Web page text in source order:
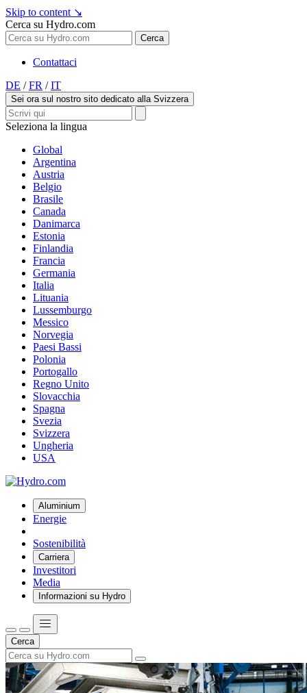
Skip to content ↘
Cerca su Hydro.com
Cerca
Contattaci
DE / FR / IT
Sei ora sul nostro sito dedicato alla Svizzera
Seleziona la lingua
Global
Argentina
Austria
Belgio
Brasile
Canada
Danimarca
Estonia
Finlandia
Francia
Germania
Italia
Lituania
Lussemburgo
Messico
Norvegia
Paesi Bassi
Polonia
Portogallo
Regno Unito
Slovacchia
Spagna
Svezia
Svizzera
Ungheria
USA
Aluminium
Energie
Sostenibilità
Carriera
Investitori
Media
Informazioni su Hydro
Cerca